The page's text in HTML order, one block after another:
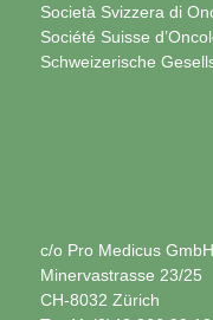
Società Svizzera di
Société Suisse
Schweizerische
c/o Pro Medicus GmbH
Minervastrasse 23/25
CH-8032 Zürich